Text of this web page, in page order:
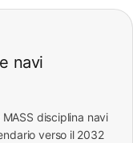
navi
disciplina navi
verso il 2032